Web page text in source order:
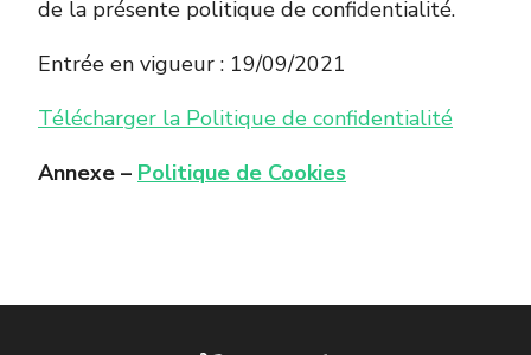
de la présente politique de confidentialité.
Entrée en vigueur : 19/09/2021
Télécharger la Politique de confidentialité
Annexe – Politique de Cookies